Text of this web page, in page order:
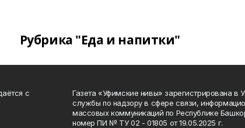
Рубрика "Еда и напитки"
с
Газета «Уфимские нивы» зарегистрирована в
службы по надзору в сфере связи,
массовых коммуникаций по Республике
номер ПИ № ТУ 02 - 01805 от 19.05.2025 г.